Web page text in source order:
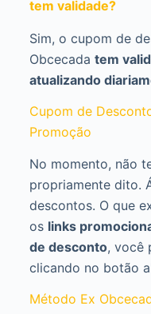
tem validade?
Sim, o cupom de
Obcecada tem
atualizando
Cupom de
Promoção
No momento, não
propriamente dito.
descontos. O que
os links
de desconto, você
clicando no botão
Método Ex